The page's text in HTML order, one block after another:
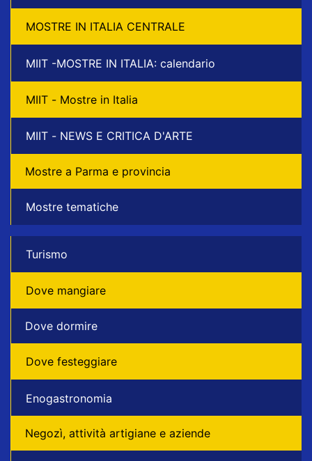
MOSTRE IN ITALIA CENTRALE
MIIT -MOSTRE IN ITALIA: calendario
MIIT - Mostre in Italia
MIIT - NEWS E CRITICA D'ARTE
Mostre a Parma e provincia
Mostre tematiche
Turismo
Dove mangiare
Dove dormire
Dove festeggiare
Enogastronomia
Negozì, attività artigiane e aziende